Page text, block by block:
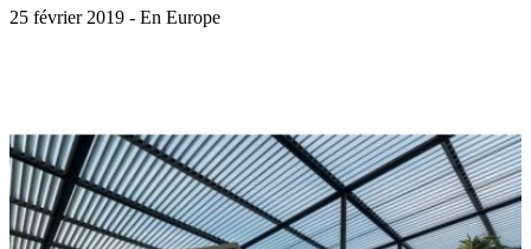
25 février 2019 - En Europe